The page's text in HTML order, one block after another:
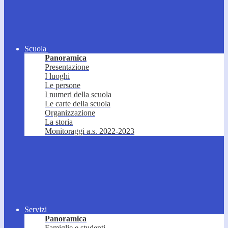
Scuola
Panoramica
Presentazione
I luoghi
Le persone
I numeri della scuola
Le carte della scuola
Organizzazione
La storia
Monitoraggi a.s. 2022-2023
Servizi
Panoramica